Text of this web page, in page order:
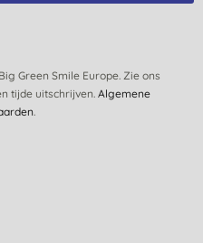
K. V., Koolskamp
Green Smile Europe. Zie ons
tijde uitschrijven.Algemene
.